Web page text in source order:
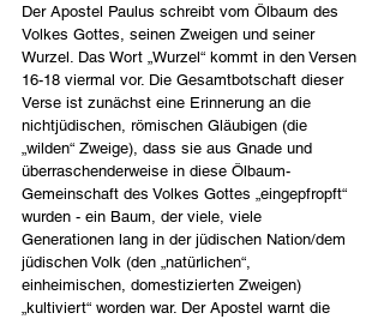
Der Apostel Paulus schreibt vom Ölbaum des
Volkes Gottes, seinen Zweigen und seiner
Wurzel. Das Wort „Wurzel“ kommt in den Versen
16-18 viermal vor. Die Gesamtbotschaft dieser
Verse ist zunächst eine Erinnerung an die
nichtjüdischen, römischen Gläubigen (die
„wilden“ Zweige), dass sie aus Gnade und
überraschenderweise in diese Ölbaum-
Gemeinschaft des Volkes Gottes „eingepfropft“
wurden - ein Baum, der viele, viele
Generationen lang in der jüdischen Nation/dem
jüdischen Volk (den „natürlichen“,
einheimischen, domestizierten Zweigen)
„kultiviert“ worden war. Der Apostel warnt die